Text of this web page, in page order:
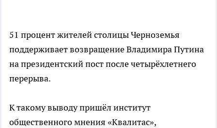
51 процент жителей столицы Черноземья
поддерживает возвращение Владимира Путина
на президентский пост после четырёхлетнего
перерыва.
К такому выводу пришёл институт
общественного мнения «Квалитас»,